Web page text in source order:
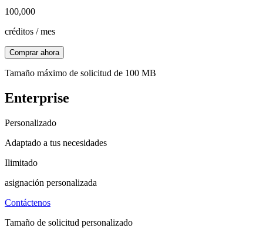
100,000
créditos / mes
Comprar ahora
Tamaño máximo de solicitud de 100 MB
Enterprise
Personalizado
Adaptado a tus necesidades
Ilimitado
asignación personalizada
Contáctenos
Tamaño de solicitud personalizado